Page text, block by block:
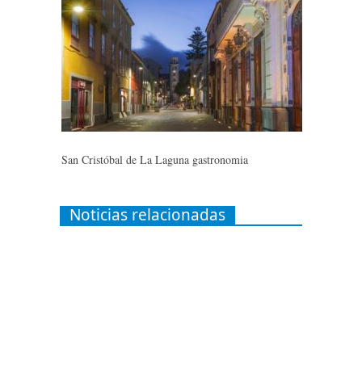
San Cristóbal de La Laguna gastronomia
Noticias relacionadas